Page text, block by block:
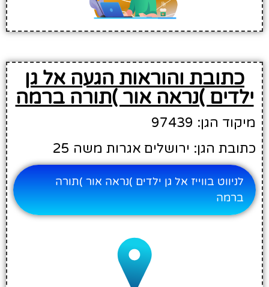
כתובת והוראות הגעה אל גן
ילדים )נראה אור )תורה ברמה
מיקוד הגן: 97439
כתובת הגן: ירושלים אגרות משה 25
לניווט בווייז אל גן ילדים )נראה אור )תורה
ברמה